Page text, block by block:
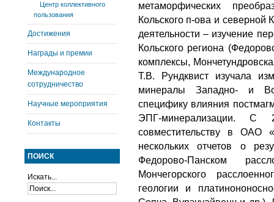
метаморфических
Кольского п-ова и северной
деятельности – изучение
Кольского региона
комплексы,
Т.В. Рундквист изучала
минералы Западно- и
специфику влияния
ЭПГ-минерализации.
совместительству в ОАО
нескольких отчетов о
Федорово-Панском
Мончегорского
геологии и
Центр коллективного
пользования
Достижения
Награды и премии
Международное
сотрудничество
Научные мероприятия
Контакты
ПОИСК
Искать...